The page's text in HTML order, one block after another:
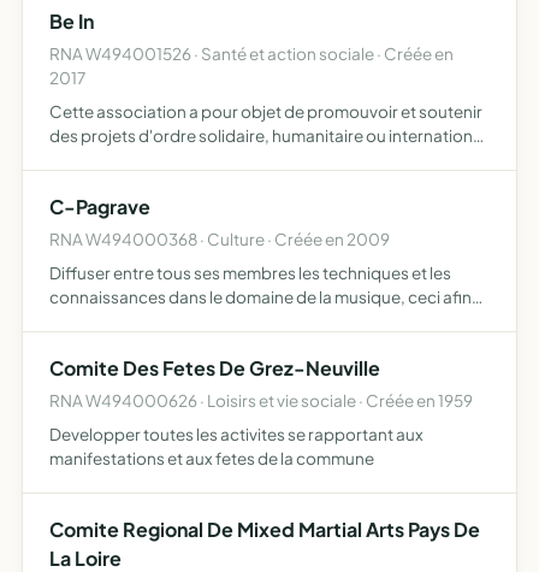
publiques. - prêt l…
Be In
RNA W494001526 · Santé et action sociale · Créée en
2017
Cette association a pour objet de promouvoir et soutenir
des projets d'ordre solidaire, humanitaire ou international
C-Pagrave
RNA W494000368 · Culture · Créée en 2009
Diffuser entre tous ses membres les techniques et les
connaissances dans le domaine de la musique, ceci afin
Comite Des Fetes De Grez-Neuville
RNA W494000626 · Loisirs et vie sociale · Créée en 1959
Developper toutes les activites se rapportant aux
manifestations et aux fetes de la commune
Comite Regional De Mixed Martial Arts Pays De
La Loire